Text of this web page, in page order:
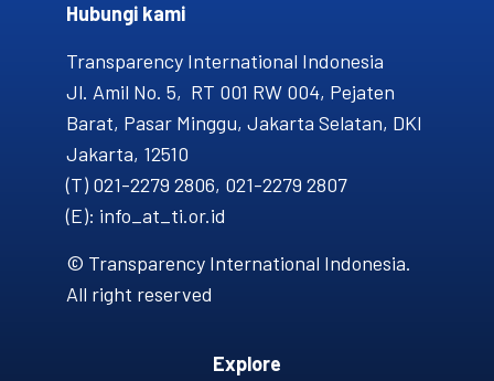
Hubungi kami​
Transparency International Indonesia
Jl. Amil No. 5, RT 001 RW 004, Pejaten
Barat, Pasar Minggu, Jakarta Selatan, DKI
Jakarta, 12510
(T) 021-2279 2806, 021-2279 2807
(E): info_at_ti.or.id
© Transparency International Indonesia.
All right reserved
Explore